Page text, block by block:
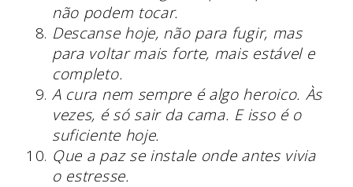
não podem tocar.
Descanse hoje, não para fugir, mas
para voltar mais forte, mais estável e
completo.
A cura nem sempre é algo heroico. Às
vezes, é só sair da cama. E isso é o
suficiente hoje.
Que a paz se instale onde antes vivia
o estresse.